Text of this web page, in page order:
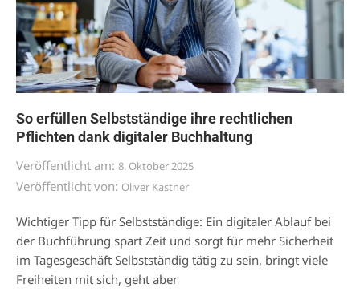
So erfüllen Selbstständige ihre rechtlichen
Pflichten dank digitaler Buchhaltung
Veröffentlicht am: 8. Oktober 2025
Veröffentlicht von: Oliver Kastner
Wichtiger Tipp für Selbstständige: Ein digitaler Ablauf bei
der Buchführung spart Zeit und sorgt für mehr Sicherheit
im Tagesgeschäft Selbstständig tätig zu sein, bringt viele
Freiheiten mit sich, geht aber